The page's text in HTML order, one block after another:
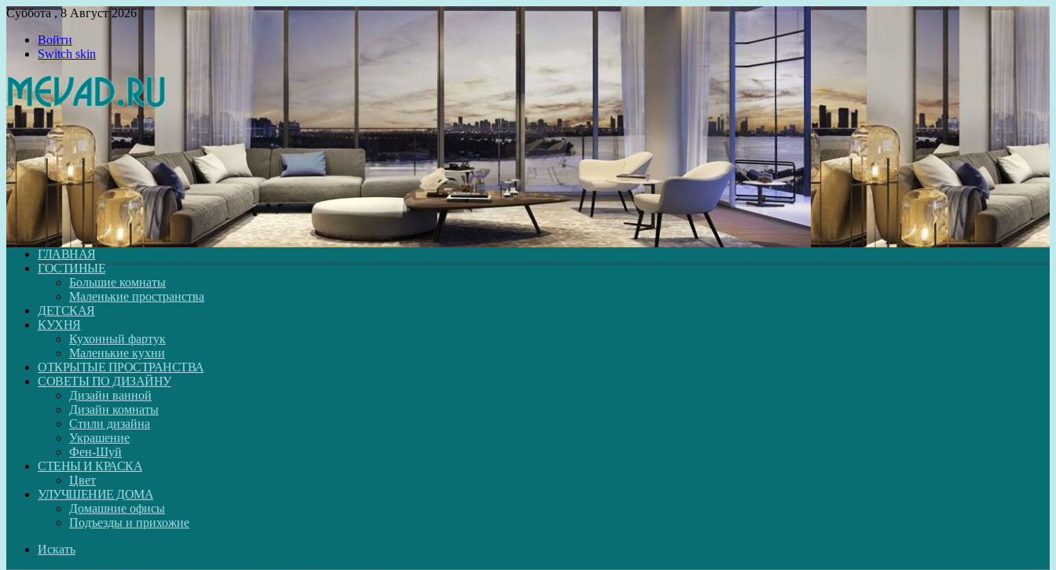
Суббота , 8 Август 2026
Войти
Switch skin
ГЛАВНАЯ
ГОСТИНЫЕ
Большие комнаты
Маленькие пространства
ДЕТСКАЯ
КУХНЯ
Кухонный фартук
Маленькие кухни
ОТКРЫТЫЕ ПРОСТРАНСТВА
СОВЕТЫ ПО ДИЗАЙНУ
Дизайн ванной
Дизайн комнаты
Стили дизайна
Украшение
Фен-Шуй
СТЕНЫ И КРАСКА
Цвет
УЛУЧШЕНИЕ ДОМА
Домашние офисы
Подъезды и прихожие
Искать